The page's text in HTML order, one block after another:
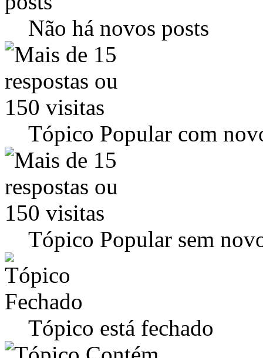
Não há novos posts
Tópico Popular com
Tópico Popular sem
Tópico está fechado